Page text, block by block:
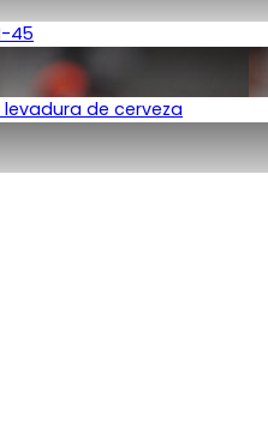
45
de cerveza